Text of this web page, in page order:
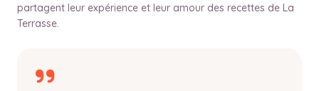
partagent leur expérience et leur amour des recettes de La
Terrasse.